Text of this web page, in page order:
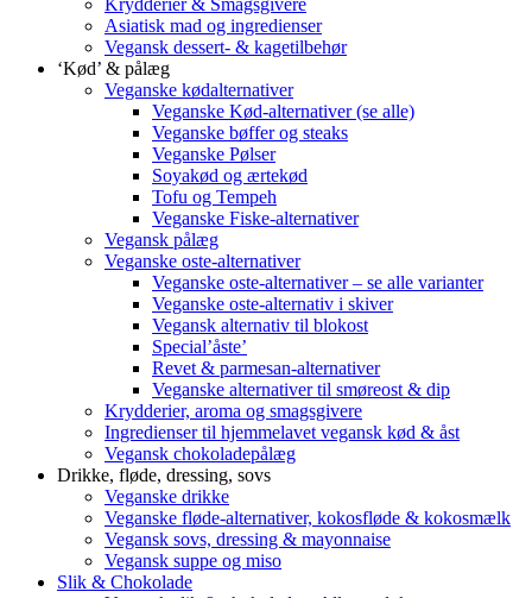
Krydderier & Smagsgivere
Asiatisk mad og ingredienser
Vegansk dessert- & kagetilbehør
‘Kød’ & pålæg
Veganske kødalternativer
Veganske Kød-alternativer (se alle)
Veganske bøffer og steaks
Veganske Pølser
Soyakød og ærtekød
Tofu og Tempeh
Veganske Fiske-alternativer
Vegansk pålæg
Veganske oste-alternativer
Veganske oste-alternativer – se alle varianter
Veganske oste-alternativ i skiver
Vegansk alternativ til blokost
Special’åste’
Revet & parmesan-alternativer
Veganske alternativer til smøreost & dip
Krydderier, aroma og smagsgivere
Ingredienser til hjemmelavet vegansk kød & åst
Vegansk chokoladepålæg
Drikke, fløde, dressing, sovs
Veganske drikke
Veganske fløde-alternativer, kokosfløde & kokosmælk
Vegansk sovs, dressing & mayonnaise
Vegansk suppe og miso
Slik & Chokolade